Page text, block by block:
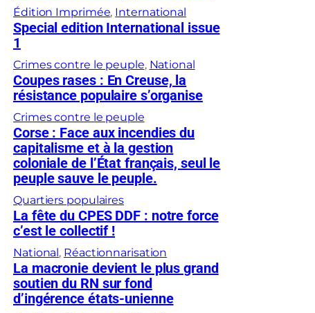
Édition Imprimée, International
Special edition International issue
1
Crimes contre le peuple, National
Coupes rases : En Creuse, la
résistance populaire s’organise
Crimes contre le peuple
Corse : Face aux incendies du
capitalisme et à la gestion
coloniale de l’État français, seul le
peuple sauve le peuple.
Quartiers populaires
La fête du CPES DDF : notre force
c’est le collectif !
National, Réactionnarisation
La macronie devient le plus grand
soutien du RN sur fond
d’ingérence états-unienne